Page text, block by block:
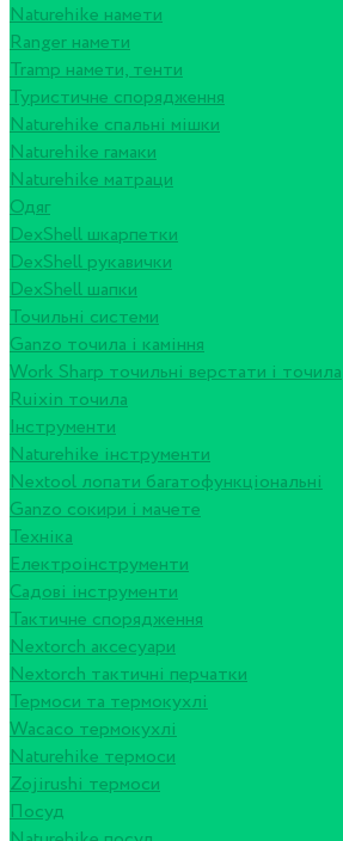
Naturehike намети
Ranger намети
Tramp намети, тенти
Туристичне спорядження
Naturehike спальні мішки
Naturehike гамаки
Naturehike матраци
Одяг
DexShell шкарпетки
DexShell рукавички
DexShell шапки
Точильні системи
Ganzo точила і каміння
Work Sharp точильні верстати і точила
Ruixin точила
Інструменти
Naturehike інструменти
Nextool лопати багатофункціональні
Ganzo сокири і мачете
Техніка
Електроінструменти
Садові інструменти
Тактичне спорядження
Nextorch аксесуари
Nextorch тактичні перчатки
Термоси та термокухлі
Wacaco термокухлі
Naturehike термоси
Zojirushi термоси
Посуд